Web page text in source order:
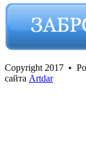
Сopyright 2017 •
сайта Artdar